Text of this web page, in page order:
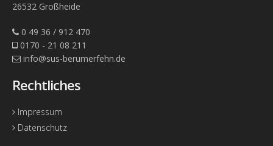
26532 Großheide
0 49 36 / 912 470
0170 - 21 08 211
info@sus-berumerfehn.de
Rechtliches
Impressum
Datenschutz